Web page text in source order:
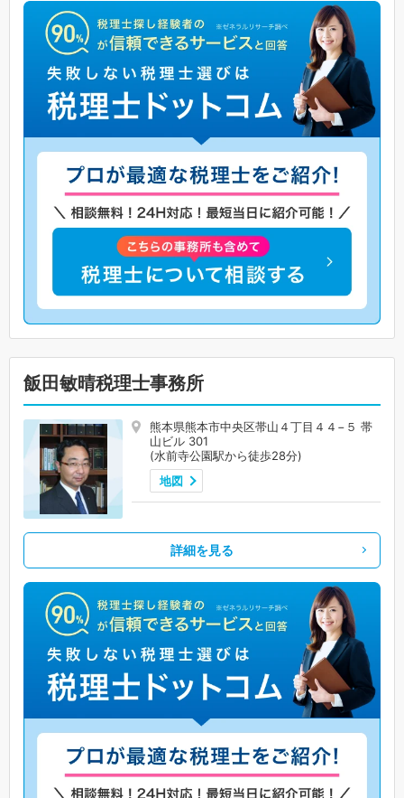
飯田敏晴税理士事務所
熊本県熊本市中央区帯山４丁目４４−５ 帯
山ビル 301
(水前寺公園駅から徒歩28分)
地図
詳細を見る